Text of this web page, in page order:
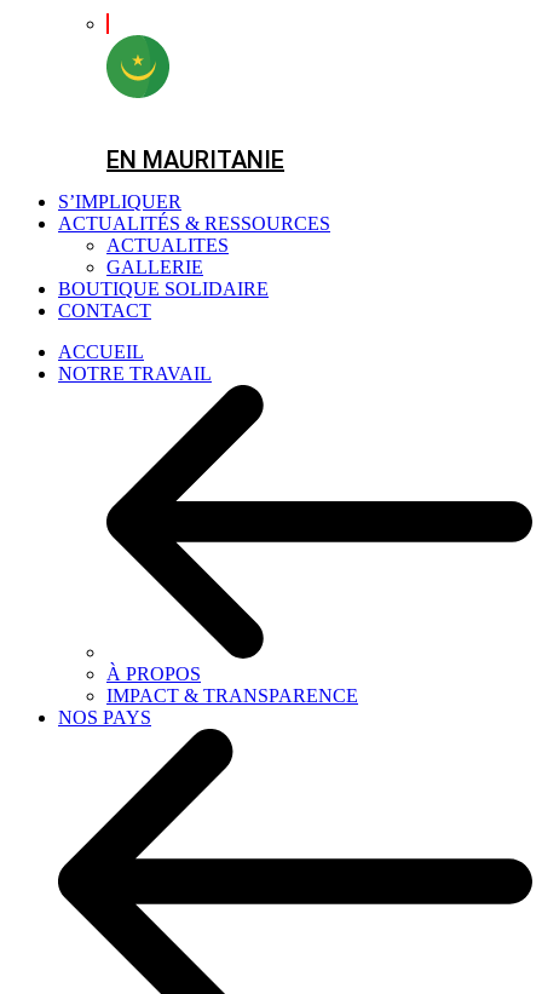
EN MAURITANIE
S’IMPLIQUER
ACTUALITÉS & RESSOURCES
ACTUALITES
GALLERIE
BOUTIQUE SOLIDAIRE
CONTACT
ACCUEIL
NOTRE TRAVAIL
À PROPOS
IMPACT & TRANSPARENCE
NOS PAYS